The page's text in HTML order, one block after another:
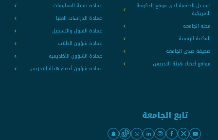
تسجيل الجامعة لدى موقع الحكومة
الامريكية
مجلة الجامعة
المكتبة الرقمية
صحيفة صدى الجامعة
مواقع أعضاء هيئة التدريس
عمادة تقنية المعلومات
عمادة الدراسات العليا
عمادة القبول والتسجيل
عمادة شؤون الطلاب
عمادة الشؤون الأكاديمية
عمادة شؤون أعضاء هيئة التدريس
تابع الجامعة